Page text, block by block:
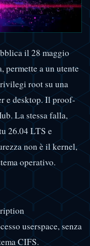
il 28 maggio
permette a un utente
root su una
e desktop. Il proof-
La stessa falla,
26.04 LTS e
non è il kernel,
operativo.
userspace, senza
CIFS.